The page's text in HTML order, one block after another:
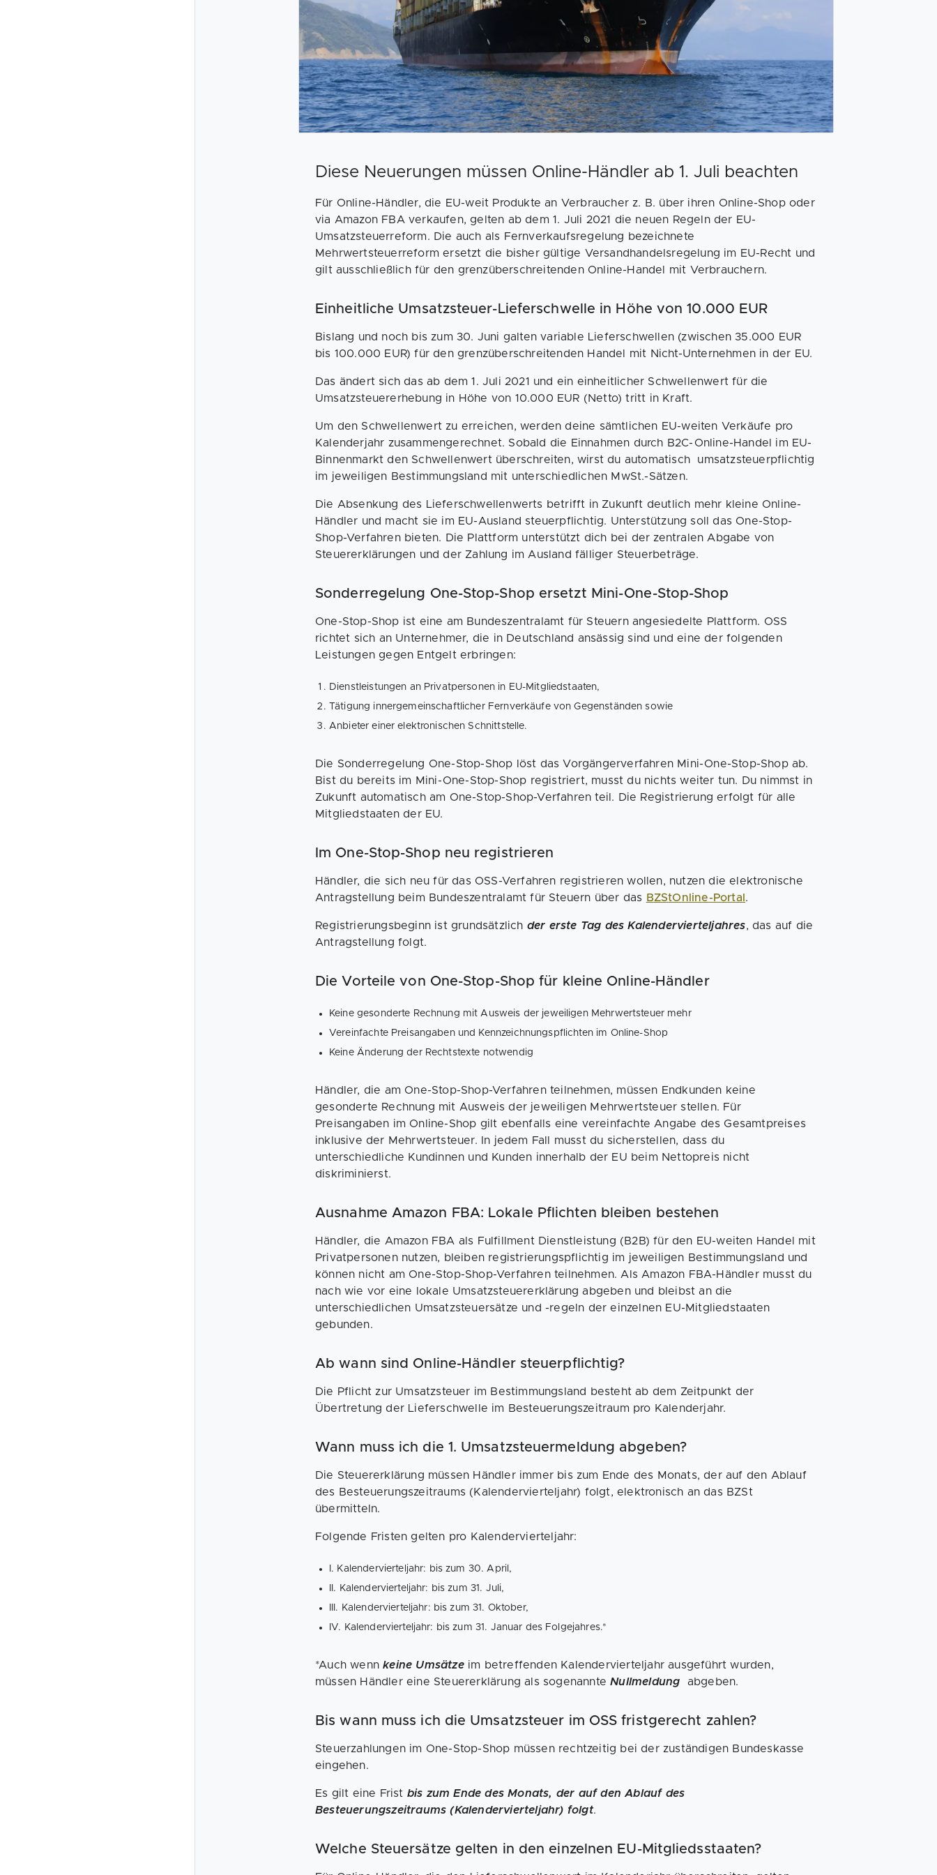
Diese Neuerungen müssen Online-Händler ab 1. Juli beachten
Für Online-Händler, die EU-weit Produkte an Verbraucher z. B. über ihren Online-Shop oder
via Amazon FBA verkaufen, gelten ab dem 1. Juli 2021 die neuen Regeln der EU-
Umsatzsteuerreform. Die auch als Fernverkaufsregelung bezeichnete
Mehrwertsteuerreform ersetzt die bisher gültige Versandhandelsregelung im EU-Recht und
gilt ausschließlich für den grenzüberschreitenden Online-Handel mit Verbrauchern.
Einheitliche Umsatzsteuer-Lieferschwelle in Höhe von 10.000 EUR
Bislang und noch bis zum 30. Juni galten variable Lieferschwellen (zwischen 35.000 EUR
bis 100.000 EUR) für den grenzüberschreitenden Handel mit Nicht-Unternehmen in der EU.
Das ändert sich das ab dem 1. Juli 2021 und ein einheitlicher Schwellenwert für die
Umsatzsteuererhebung in Höhe von 10.000 EUR (Netto) tritt in Kraft.
Um den Schwellenwert zu erreichen, werden deine sämtlichen EU-weiten Verkäufe pro
Kalenderjahr zusammengerechnet. Sobald die Einnahmen durch B2C-Online-Handel im EU-
Binnenmarkt den Schwellenwert überschreiten, wirst du automatisch umsatzsteuerpflichtig
im jeweiligen Bestimmungsland mit unterschiedlichen MwSt.-Sätzen.
Die Absenkung des Lieferschwellenwerts betrifft in Zukunft deutlich mehr kleine Online-
Händler und macht sie im EU-Ausland steuerpflichtig. Unterstützung soll das One-Stop-
Shop-Verfahren bieten. Die Plattform unterstützt dich bei der zentralen Abgabe von
Steuererklärungen und der Zahlung im Ausland fälliger Steuerbeträge.
Sonderregelung One-Stop-Shop ersetzt Mini-One-Stop-Shop
One-Stop-Shop ist eine am Bundeszentralamt für Steuern angesiedelte Plattform. OSS
richtet sich an Unternehmer, die in Deutschland ansässig sind und eine der folgenden
Leistungen gegen Entgelt erbringen:
Dienstleistungen an Privatpersonen in EU-Mitgliedstaaten,
Tätigung innergemeinschaftlicher Fernverkäufe von Gegenständen sowie
Anbieter einer elektronischen Schnittstelle.
Die Sonderregelung One-Stop-Shop löst das Vorgängerverfahren Mini-One-Stop-Shop ab.
Bist du bereits im Mini-One-Stop-Shop registriert, musst du nichts weiter tun. Du nimmst in
Zukunft automatisch am One-Stop-Shop-Verfahren teil. Die Registrierung erfolgt für alle
Mitgliedstaaten der EU.
Im One-Stop-Shop neu registrieren
Händler, die sich neu für das OSS-Verfahren registrieren wollen, nutzen die elektronische
Antragstellung beim Bundeszentralamt für Steuern über das
BZStOnline-Portal .
Registrierungsbeginn ist grundsätzlich der erste Tag des Kalendervierteljahres, das auf die
Antragstellung folgt.
Die Vorteile von One-Stop-Shop für kleine Online-Händler
Keine gesonderte Rechnung mit Ausweis der jeweiligen Mehrwertsteuer mehr
Vereinfachte Preisangaben und Kennzeichnungspflichten im Online-Shop
Keine Änderung der Rechtstexte notwendig
Händler, die am One-Stop-Shop-Verfahren teilnehmen, müssen Endkunden keine
gesonderte Rechnung mit Ausweis der jeweiligen Mehrwertsteuer stellen. Für
Preisangaben im Online-Shop gilt ebenfalls eine vereinfachte Angabe des Gesamtpreises
inklusive der Mehrwertsteuer. In jedem Fall musst du sicherstellen, dass du
unterschiedliche Kundinnen und Kunden innerhalb der EU beim Nettopreis nicht
diskriminierst.
Ausnahme Amazon FBA: Lokale Pflichten bleiben bestehen
Händler, die Amazon FBA als Fulfillment Dienstleistung (B2B) für den EU-weiten Handel mit
Privatpersonen nutzen, bleiben registrierungspflichtig im jeweiligen Bestimmungsland und
können nicht am One-Stop-Shop-Verfahren teilnehmen. Als Amazon FBA-Händler musst du
nach wie vor eine lokale Umsatzsteuererklärung abgeben und bleibst an die
unterschiedlichen Umsatzsteuersätze und -regeln der einzelnen EU-Mitgliedstaaten
gebunden.
Ab wann sind Online-Händler steuerpflichtig?
Die Pflicht zur Umsatzsteuer im Bestimmungsland besteht ab dem Zeitpunkt der
Übertretung der Lieferschwelle im Besteuerungszeitraum pro Kalenderjahr.
Wann muss ich die 1. Umsatzsteuermeldung abgeben?
Die Steuererklärung müssen Händler immer bis zum Ende des Monats, der auf den Ablauf
des Besteuerungszeitraums (Kalendervierteljahr) folgt, elektronisch an das BZSt
übermitteln.
Folgende Fristen gelten pro Kalendervierteljahr:
I. Kalendervierteljahr: bis zum 30. April,
II. Kalendervierteljahr: bis zum 31. Juli,
III. Kalendervierteljahr: bis zum 31. Oktober,
IV. Kalendervierteljahr: bis zum 31. Januar des Folgejahres.*
*Auch wennkeine Umsätzeim betreffenden Kalendervierteljahr ausgeführt wurden,
müssen Händler eine Steuererklärung als sogenannteNullmeldung abgeben.
Bis wann muss ich die Umsatzsteuer im OSS fristgerecht zahlen?
Steuerzahlungen im One-Stop-Shop müssen rechtzeitig bei der zuständigen Bundeskasse
eingehen.
Es gilt eine Frist bis zum Ende des Monats, der auf den Ablauf des
Besteuerungszeitraums (Kalendervierteljahr) folgt.
Welche Steuersätze gelten in den einzelnen EU-Mitgliedsstaaten?